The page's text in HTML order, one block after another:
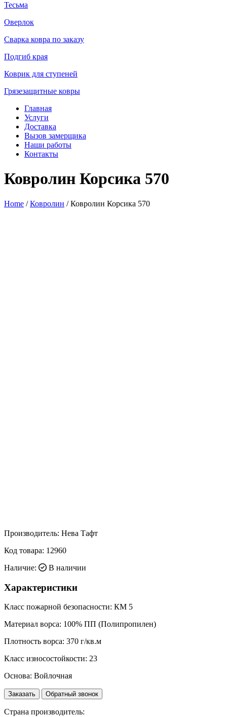
Тесьма
Оверлок
Сварка ковра по заказу
Подгиб края
Коврик для ступеней
Грязезащитные ковры
Главная
Услуги
Доставка
Вызов замерщика
Наши работы
Контакты
Ковролин Корсика 570
Home /Ковролин / Ковролин Корсика 570
Производитель: Нева Тафт
Код товара: 12960
Наличие:
В наличии
Характеристики
Класс пожарной безопасности: КМ 5
Материал ворса: 100% ПП (Полипропилен)
Плотность ворса: 370 г/кв.м
Класс износостойкости: 23
Основа: Войлочная
Заказать Обратный звонок
Страна производитель: